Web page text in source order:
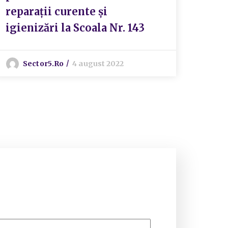
reparații curente și
igienizări la Scoala Nr. 143
Sector5.ro 4 august 2022